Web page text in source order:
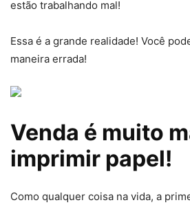
estão trabalhando mal!
Essa é a grande realidade! Você
maneira errada!
Venda é muito
imprimir papel!
Como qualquer coisa na vida, a